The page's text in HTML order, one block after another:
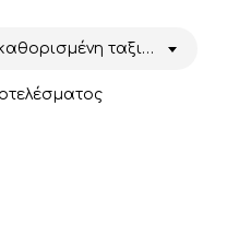
Προκαθορισμένη ταξινόμηση